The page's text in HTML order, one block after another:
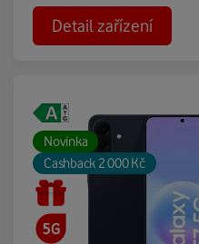
Detail zařízení
Novinka
Cashback 2 000 Kč